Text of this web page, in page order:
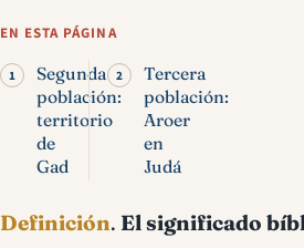
EN ESTA PÁGINA
Segunda
población:
territorio
de
Gad
Tercera
población:
Aroer
en
Judá
Definición. El significado